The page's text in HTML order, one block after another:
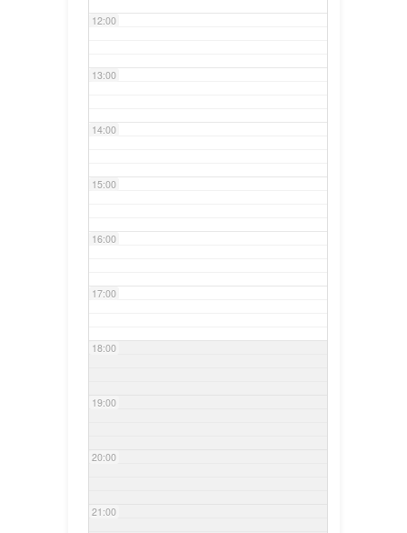
12:00
13:00
14:00
15:00
16:00
17:00
18:00
19:00
20:00
21:00